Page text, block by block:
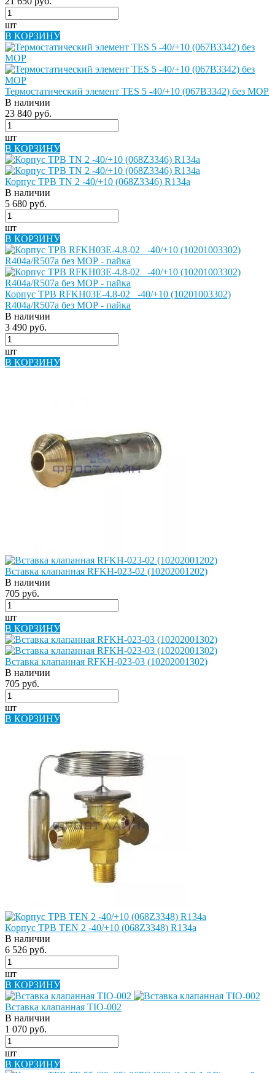
шт
В КОРЗИНУ
Термостатический элемент TES 5 -40/+10 (067B3342) без MOP
В наличии
23 840 руб.
шт
В КОРЗИНУ
Корпус ТРВ TN 2 -40/+10 (068Z3346) R134a
В наличии
5 680 руб.
шт
В КОРЗИНУ
Корпус ТРВ RFKH03E-4.8-02_ -40/+10 (10201003302)
R404a/R507a без МОР - пайка
В наличии
3 490 руб.
шт
В КОРЗИНУ
Вставка клапанная RFKH-023-02 (10202001202)
В наличии
705 руб.
шт
В КОРЗИНУ
Вставка клапанная RFKH-023-03 (10202001302)
В наличии
705 руб.
шт
В КОРЗИНУ
Корпус ТРВ TEN 2 -40/+10 (068Z3348) R134a
В наличии
6 526 руб.
шт
В КОРЗИНУ
Вставка клапанная TIO-002
В наличии
1 070 руб.
шт
В КОРЗИНУ